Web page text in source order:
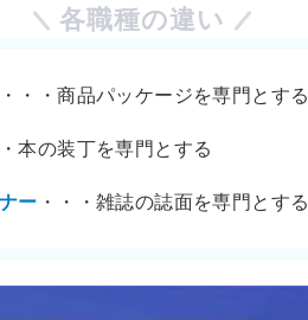
各職種の違い
・・・商品パッケージを専門とする
本の装丁を専門とする
ー ・・・雑誌の誌面を専門とする